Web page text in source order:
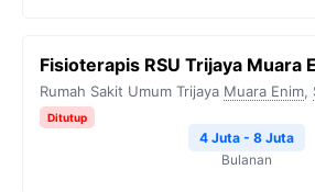
Fisioterapis RSU Trijaya Muara
Rumah Sakit Umum Trijaya Muara Enim,
Ditutup
4 Juta - 8 Juta
Bulanan